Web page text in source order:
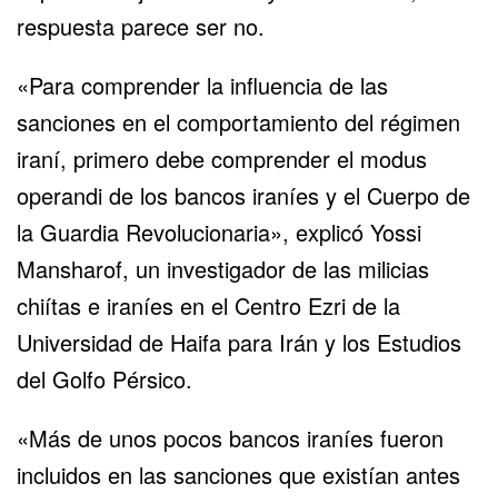
respuesta parece ser no.
«Para comprender la influencia de las
sanciones en el comportamiento del régimen
iraní, primero debe comprender el modus
operandi de los bancos iraníes y el Cuerpo de
la Guardia Revolucionaria», explicó Yossi
Mansharof, un investigador de las milicias
chiítas e iraníes en el Centro Ezri de la
Universidad de Haifa para Irán y los Estudios
del Golfo Pérsico.
«Más de unos pocos bancos iraníes fueron
incluidos en las sanciones que existían antes